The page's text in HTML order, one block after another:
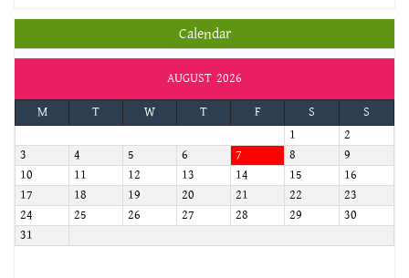
Calendar
AUGUST 2026
M
T W T F S
S
1
2
3
4 5 6 7 8
9
10
11 12 13 14 15
16
17
18 19 20 21 22
23
24
25 26 27 28 29
30
31